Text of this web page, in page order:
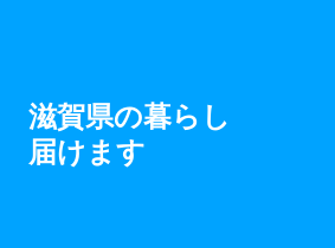
滋賀県の暮らし
届けます